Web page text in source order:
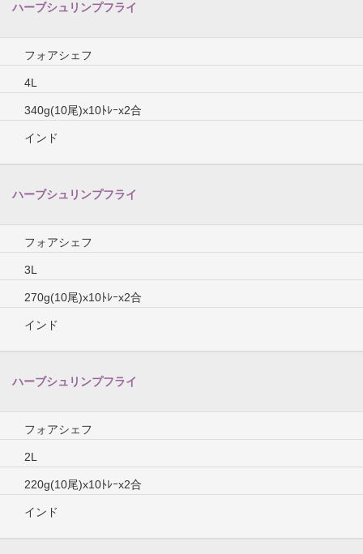
ハーブシュリンプフライ
フォアシェフ
4L
340g(10尾)x10ﾄﾚｰx2合
インド
ハーブシュリンプフライ
フォアシェフ
3L
270g(10尾)x10ﾄﾚｰx2合
インド
ハーブシュリンプフライ
フォアシェフ
2L
220g(10尾)x10ﾄﾚｰx2合
インド